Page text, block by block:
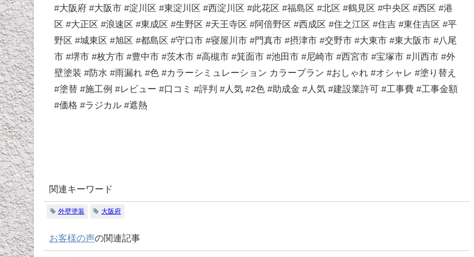
#大阪府 #大阪市 #淀川区 #東淀川区 #西淀川区 #此花区 #福島区 #北区 #鶴見区 #中央区 #西区 #港
区 #大正区 #浪速区 #東成区 #生野区 #天王寺区 #阿倍野区 #西成区 #住之江区 #住吉 #東住吉区 #平
野区 #城東区 #旭区 #都島区 #守口市 #寝屋川市 #門真市 #摂津市 #交野市 #大東市 #東大阪市 #八尾
市 #堺市 #枚方市 #豊中市 #茨木市 #高槻市 #箕面市 #池田市 #尼崎市 #西宮市 #宝塚市 #川西市 #外
壁塗装 #防水 #雨漏れ #色 #カラーシミュレーション カラープラン #おしゃれ #オシャレ #塗り替え
#塗替 #施工例 #レビュー #口コミ #評判 #人気 #2色 #助成金 #人気 #建設業許可 #工事費 #工事金額
#価格 #ラジカル #遮熱
関連キーワード
外壁塗装 大阪府
お客様の声の関連記事